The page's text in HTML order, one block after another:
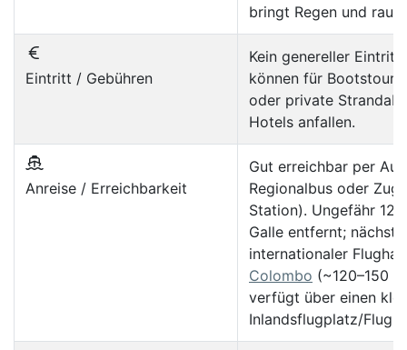
bringt Regen und
Eintritt / Gebühren
Kein genereller
können für
oder private
Hotels anfallen.
Anreise / Erreichbarkeit
Gut erreichbar per
Regionalbus oder Zug
Station). Ungefähr
Galle entfernt;
internationaler
Colombo (~120–150
verfügt über einen
Inlandsflugplatz/